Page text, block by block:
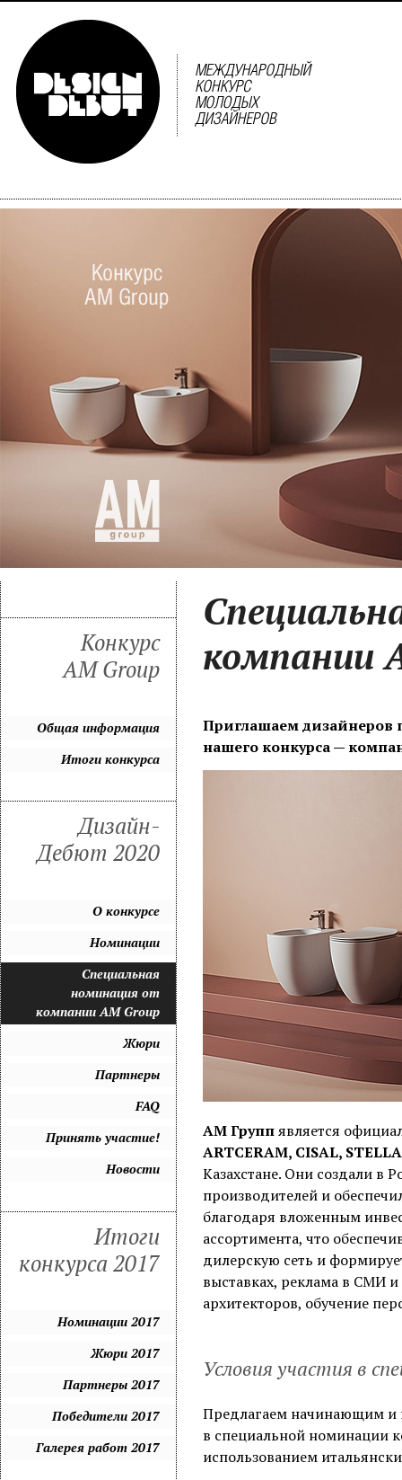
компании
Приглашаем дизайнеров
нашего конкурса —
АМ Группявляется
ARTCERAM, CISAL,
Казахстане. Они создали в
производителей и
благодаря вложенным
ассортимента, что
дилерскую сеть и
выставках, реклама в СМИ
архитекторов, обучение
Условия участия в
Предлагаем начинающим и
в специальной номинации
использованием
Конкурс
AM Group
Общая информация
Итоги конкурса
Дизайн-
Дебют 2020
О конкурсе
Номинации
Специальная
номинация от
компании AM Group
Жюри
Партнеры
FAQ
Принять участие!
Новости
Итоги
конкурса 2017
Номинации 2017
Жюри 2017
Партнеры 2017
Победители 2017
Галерея работ 2017